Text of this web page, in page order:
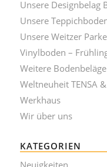
Unsere Designbelag
Unsere
Unsere Weitzer
Vinylboden –
Weitere Bodenbeläge
Weltneuheit TENSA &
Werkhaus
Wir über uns
KATEGORIEN
Neuigkeiten